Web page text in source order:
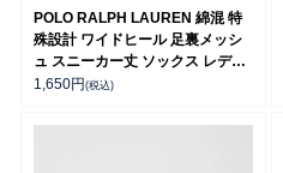
POLO RALPH LAUREN 綿混 特
殊設計 ワイドヒール 足裏メッシ
ュ スニーカー丈 ソックス レディ
ース 03207993
1,650円(税込)